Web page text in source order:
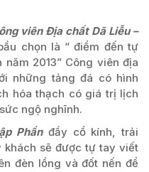
viên Địa chất Dã Liễu –
chọn là “ điểm đến tự
2013” Công viên địa
những tảng đá có hình
hóa thạch có giá trị lịch
ngộ nghĩnh.
Phầnđầy cổ kính, trải
khách sẽ được tự tay viết
đèn lồng và đốt nến để